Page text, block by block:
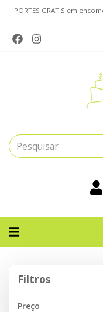
PORTES GRATIS em
Alternar
Filtros
Preço